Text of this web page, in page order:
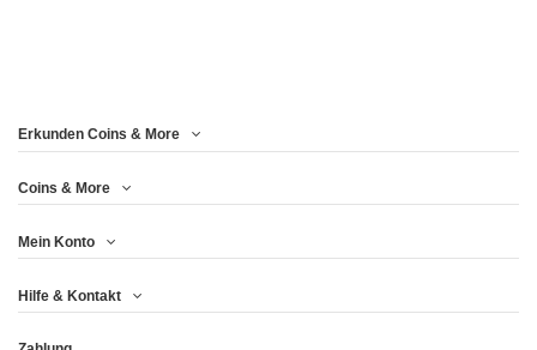
Auflage :
ARCHEOLOGY...
Auflage :
ARCHEOLOGY...
Erkunden Coins & More
Coins & More
Mein Konto
Hilfe & Kontakt